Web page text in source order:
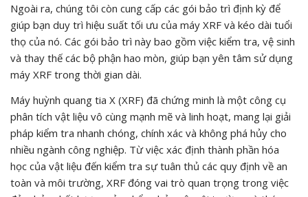
Ngoài ra, chúng tôi còn cung cấp các gói bảo trì định kỳ để
giúp bạn duy trì hiệu suất tối ưu của máy XRF và kéo dài tuổi
thọ của nó. Các gói bảo trì này bao gồm việc kiểm tra, vệ sinh
và thay thế các bộ phận hao mòn, giúp bạn yên tâm sử dụng
máy XRF trong thời gian dài.
Máy huỳnh quang tia X (XRF) đã chứng minh là một công cụ
phân tích vật liệu vô cùng mạnh mẽ và linh hoạt, mang lại giải
pháp kiểm tra nhanh chóng, chính xác và không phá hủy cho
nhiều ngành công nghiệp. Từ việc xác định thành phần hóa
học của vật liệu đến kiểm tra sự tuân thủ các quy định về an
toàn và môi trường, XRF đóng vai trò quan trọng trong việc